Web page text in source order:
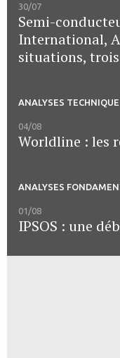
30/07
Semi-
International,
situations,
ANALYSES TECHNIQUE
04/08
Worldline : les
ANALYSES
01/08
IPSOS : une